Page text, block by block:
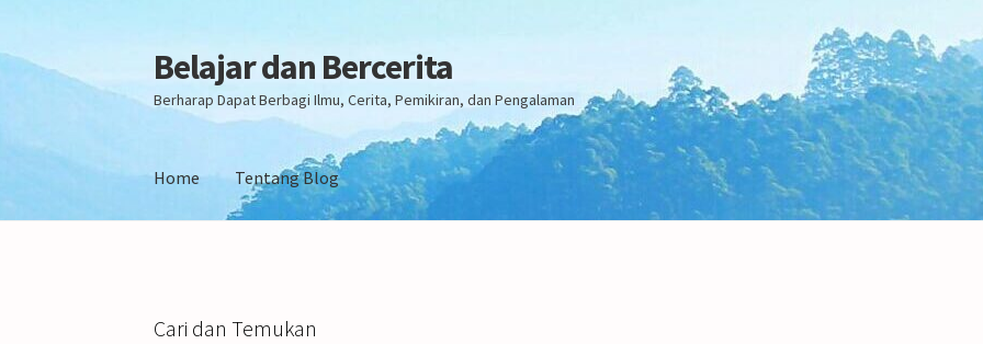
Skip
to
navigation
Skip
to
content
Belajar dan Bercerita
Berharap Dapat Berbagi Ilmu, Cerita, Pemikiran, dan Pengalaman
Home Tentang Blog
Cari dan Temukan